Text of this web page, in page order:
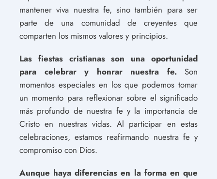
mantener viva nuestra fe, sino también para ser
parte de una comunidad de creyentes que
comparten los mismos valores y principios.
Las fiestas cristianas son una oportunidad
para celebrar y honrar nuestra fe.Son
momentos especiales en los que podemos tomar
un momento para reflexionar sobre el significado
más profundo de nuestra fe y la importancia de
Cristo en nuestras vidas. Al participar en estas
celebraciones, estamos reafirmando nuestra fe y
compromiso con Dios.
Aunque haya diferencias en la forma en que